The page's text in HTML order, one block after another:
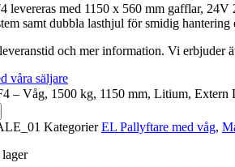
levereras med 1150 x 560 mm gafflar,
samt dubbla lasthjul för smidig
och mer information. Vi erbjuder
våra säljare
– Våg, 1500 kg, 1150 mm, Litium, Extern
Kategorier EL Pallyftare med våg,